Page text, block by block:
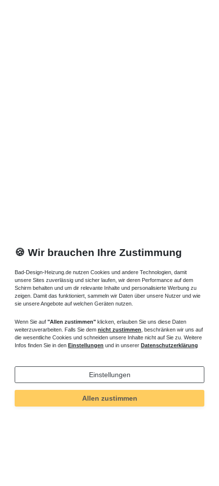
🍪 Wir brauchen Ihre Zustimmung
Bad-Design-Heizung.de nutzen Cookies und andere Technologien, damit
unsere Sites zuverlässig und sicher laufen, wir deren Performance auf dem
Schirm behalten und um dir relevante Inhalte und personalisierte Werbung zu
zeigen. Damit das funktioniert, sammeln wir Daten über unsere Nutzer und wie
sie unsere Angebote auf welchen Geräten nutzen.
Wenn Sie auf "Allen zustimmen" klicken, erlauben Sie uns diese Daten
weiterzuverarbeiten. Falls Sie dem nicht zustimmen , beschränken wir uns auf
die wesentliche Cookies und schneiden unsere Inhalte nicht auf Sie zu. Weitere
Infos finden Sie in den Einstellungen und in unserer Datenschutzerklärung
Einstellungen
Allen zustimmen